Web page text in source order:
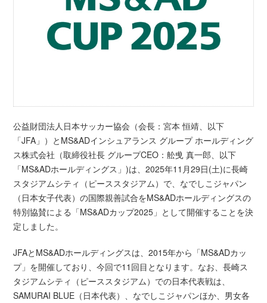
公益財団法人日本サッカー協会（会長：宮本 恒靖、以下
「JFA」）とMS&ADインシュアランス グループ ホールディング
ス株式会社（取締役社長 グループCEO：舩曵 真一郎、以下
「MS&ADホールディングス」)は、2025年11月29日(土)に長崎
スタジアムシティ（ピーススタジアム）で、なでしこジャパン
（日本女子代表）の国際親善試合をMS&ADホールディングスの
特別協賛による「MS&ADカップ2025」として開催することを決
定しました。
JFAとMS&ADホールディングスは、2015年から「MS&ADカッ
プ」を開催しており、今回で11回目となります。なお、長崎ス
タジアムシティ（ピーススタジアム）での日本代表戦は、
SAMURAI BLUE（日本代表）、なでしこジャパンほか、男女各